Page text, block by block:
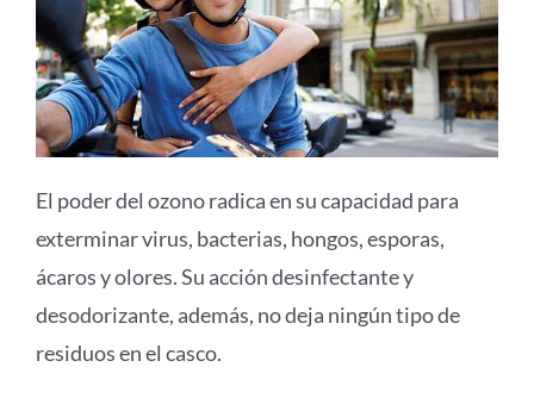
El poder del ozono radica en su capacidad para
exterminar virus, bacterias, hongos, esporas,
ácaros y olores. Su acción desinfectante y
desodorizante, además, no deja ningún tipo de
residuos en el casco.